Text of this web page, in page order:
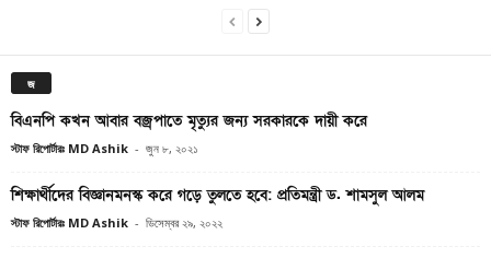
জ
বিএনপি কখন আবার বজ্রপাতে মৃত্যুর জন্য সরকারকে দায়ী করে
স্টাফ রিপোর্টারঃ MD Ashik - জুন ৮, ২০২১
শিক্ষার্থীদের বিজ্ঞানমনস্ক করে গড়ে তুলতে হবে: প্রতিমন্ত্রী ড. শামসুল আলম
স্টাফ রিপোর্টারঃ MD Ashik - ডিসেম্বর ২৯, ২০২২